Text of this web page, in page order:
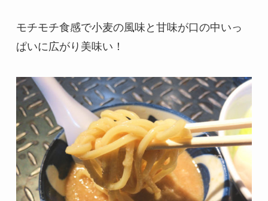
モチモチ食感で小麦の風味と甘味が口の中いっ
ぱいに広がり美味い！